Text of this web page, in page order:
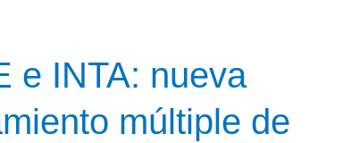
e INTA: nueva
múltiple de